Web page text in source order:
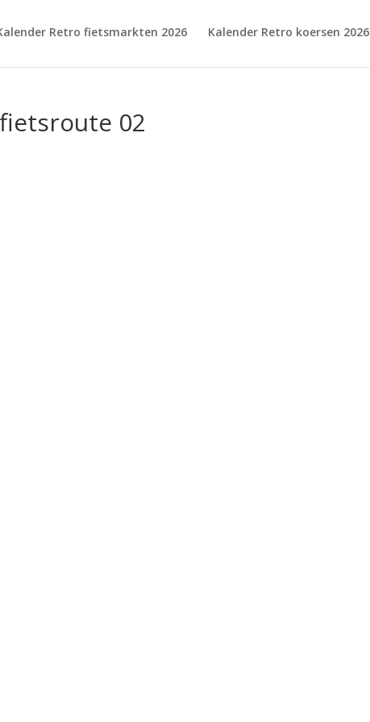
Retro fietsmarkten 2026 Kalender Retro koersen 2026
02